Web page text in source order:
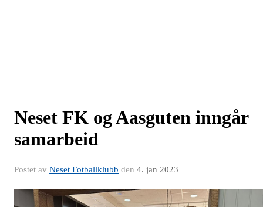
Neset FK og Aasguten inngår
samarbeid
Postet av Neset Fotballklubb den 4. jan 2023